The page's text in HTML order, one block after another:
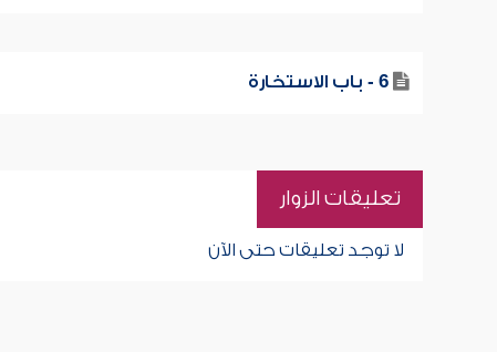
6 - باب الاستخارة
تعليقات الزوار
لا توجد تعليقات حتى الآن